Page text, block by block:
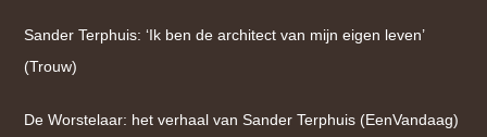
Sander Terphuis: ‘Ik ben de architect van mijn eigen leven’
(Trouw)
De Worstelaar: het verhaal van Sander Terphuis (EenVandaag)